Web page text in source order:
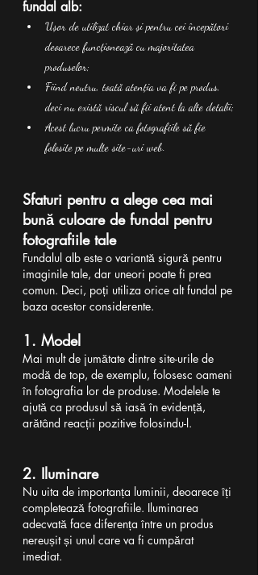
fundal alb:
Ușor de utilizat chiar și pentru cei începători
deoarece funcționează cu majoritatea
produselor;
Fiind neutru, toată atenția va fi pe produs,
deci nu există riscul să fii atent la alte detalii;
Acest lucru permite ca fotografiile să fie
folosite pe multe site-uri web.
Sfaturi pentru a alege cea mai
bună culoare de fundal pentru
fotografiile tale
Fundalul alb este o variantă sigură pentru
imaginile tale, dar uneori poate fi prea
comun. Deci, poți utiliza orice alt fundal pe
baza acestor considerente.
1. Model
Mai mult de jumătate dintre site-urile de
modă de top, de exemplu, folosesc oameni
în fotografia lor de produse. Modelele te
ajută ca produsul să iasă în evidență,
arătând reacții pozitive folosindu-l.
2. Iluminare
Nu uita de importanța luminii, deoarece îți
completează fotografiile. Iluminarea
adecvată face diferența între un produs
nereușit și unul care va fi cumpărat
imediat.